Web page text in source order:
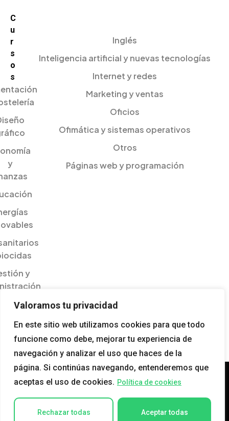
Valoramos tu privacidad
En este sitio web utilizamos cookies para que todo
funcione como debe, mejorar tu experiencia de
navegación y analizar el uso que haces de la
página. Si continúas navegando, entenderemos que
aceptas el uso de cookies. Política de cookies
Rechazar todas Aceptar todas
C
u
r
s
o
s
y
y
Inglés
Inteligencia artificial y nuevas tecnologías
Internet y redes
Marketing y ventas
Oficios
Ofimática y sistemas operativos
Otros
Páginas web y programación